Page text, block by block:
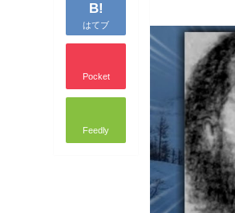
B!
はてブ
Pocket
Feedly